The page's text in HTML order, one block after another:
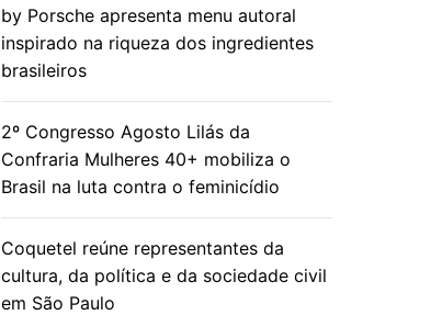
by Porsche apresenta menu autoral
inspirado na riqueza dos ingredientes
brasileiros
2º Congresso Agosto Lilás da
Confraria Mulheres 40+ mobiliza o
Brasil na luta contra o feminicídio
Coquetel reúne representantes da
cultura, da política e da sociedade civil
em São Paulo